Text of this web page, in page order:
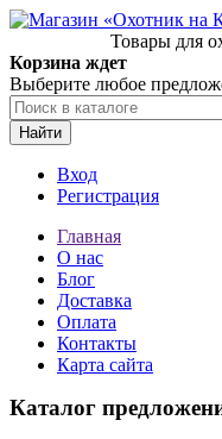
Товары для
Корзина ждет
Выберите любое
Найти
Вход
Регистрация
Главная
О нас
Блог
Доставка
Оплата
Контакты
Карта сайта
Каталог